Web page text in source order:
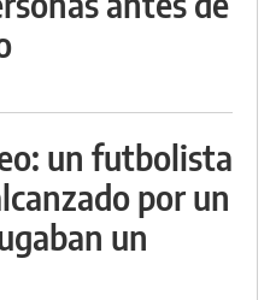
un futbolista
por un
un